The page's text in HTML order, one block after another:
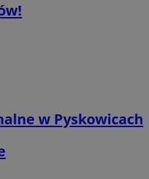
w Pyskowicach